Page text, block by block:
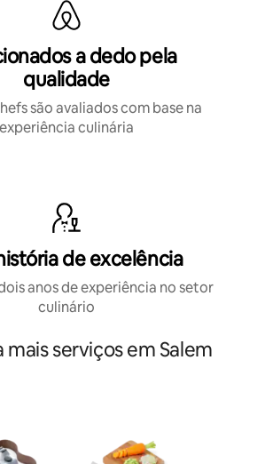
a dedo pela
qualidade
são avaliados com base na
experiência culinária
de excelência
anos de experiência no setor
culinário
mais serviços em Salem